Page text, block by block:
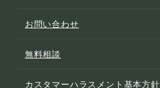
お問い合わせ
無料相談
カスタマーハラスメント基本方針